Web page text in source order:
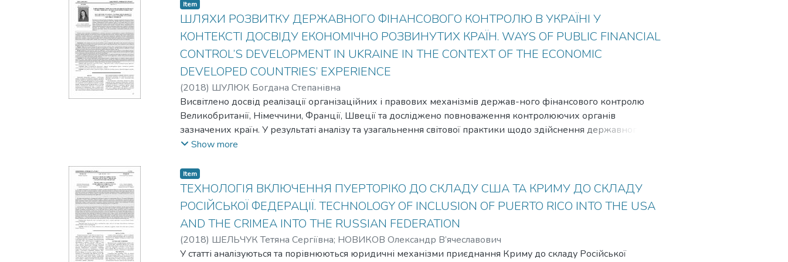
why this study is relevant and timely.
Item
ШЛЯХИ РОЗВИТКУ ДЕРЖАВНОГО ФІНАНСОВОГО КОНТРОЛЮ В УКРАЇНІ У
КОНТЕКСТІ ДОСВІДУ ЕКОНОМІЧНО РОЗВИНУТИХ КРАЇН. WAYS OF PUBLIC FINANCIAL
CONTROL’S DEVELOPMENT IN UKRAINE IN THE CONTEXT OF THE ECONOMIC
DEVELOPED COUNTRIES’ EXPERIENCE
(2018) ШУЛЮК Богдана Степанівна
Висвітлено досвід реалізації організаційних і правових механізмів держав-ного фінансового контролю
Великобританії, Німеччини, Франції, Швеції та досліджено повноваження контролюючих органів
зазначених країн. У результаті аналізу та узагальнення світової практики щодо здійснення державного
фінансового контролю обґрунтовано необхідність застосування в Україні системного підходу.
практику, що сприятиме підвищенню відповідальності розпорядників бюджетних коштів за ефективне,
цільове та результативне використання фінансових ресурсів держави. In the conditions of present time the
problems related to insufficient effectiveness remain unsolved, by disparity of the present state financial checking
system to the requirements of the socially oriented economy, that predefined by subzero financial discipline, and also
lacks of his organization.
Show more
Item
ТЕХНОЛОГІЯ ВКЛЮЧЕННЯ ПУЕРТОРІКО ДО СКЛАДУ США ТА КРИМУ ДО СКЛАДУ
РОСІЙСЬКОЇ ФЕДЕРАЦІЇ. TECHNOLOGY OF INCLUSION OF PUERTO RICO INTO THE USA
AND THE CRIMEA INTO THE RUSSIAN FEDERATION
(2018) ШЕЛЬЧУК Тетяна Сергіївна; НОВИКОВ Олександр В’ячеславович
У статті аналізуються та порівнюються юридичні механізми приєднання Криму до складу Російської